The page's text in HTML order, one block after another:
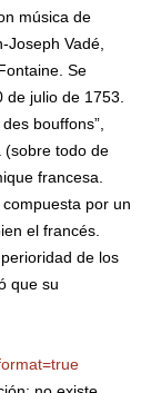
música de
Vadé,
Se
julio de 1753.
bouffons”,
(sobre todo de
francesa.
por un
el francés.
de los
que su